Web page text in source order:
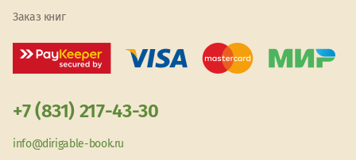
Заказ книг
+7 (831) 217-43-30
info@dirigable-book.ru